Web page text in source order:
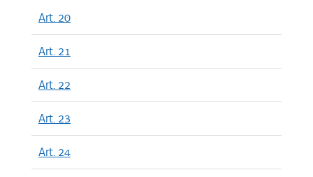
Art. 20
Art. 21
Art. 22
Art. 23
Art. 24